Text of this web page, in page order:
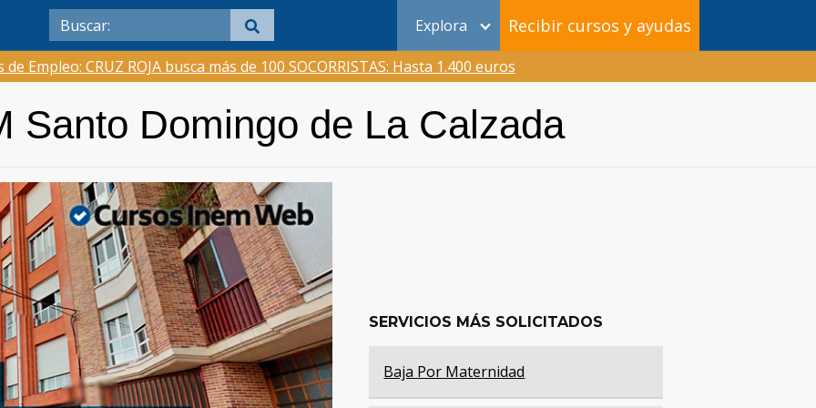
Explora Recibir cursos y ayudas
Empleo: CRUZ ROJA busca más de 100 SOCORRISTAS: Hasta 1.400 euros
Santo Domingo de La Calzada
SERVICIOS MÁS SOLICITADOS
Baja Por Maternidad